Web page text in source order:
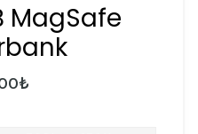
MagSafe
₺